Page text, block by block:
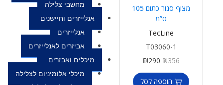
מחשבי צלילה
אנלייזרים וחיישנים
אנלייזרים
אביזרים לאנלייזרים
מיכלים ואבזרים
מיכלי אלומיניום לצלילה
מצוף סגור כתום 105
TecLine
T03060-1
₪
₪290
הוספה לסל